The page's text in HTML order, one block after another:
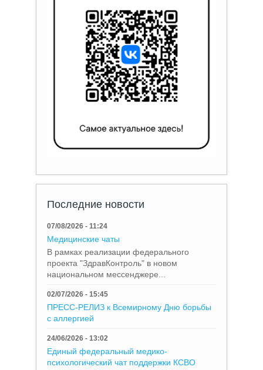
Последние новости
07/08/2026 - 11:24
Медицинские чаты
В рамках реализации федерального
проекта "ЗдравКонтроль" в новом
национальном мессенджере...
02/07/2026 - 15:45
ПРЕСС-РЕЛИЗ к Всемирному Дню борьбы
с аллергией
24/06/2026 - 13:02
Единый федеральный медико-
психологический чат поддержки КСВО